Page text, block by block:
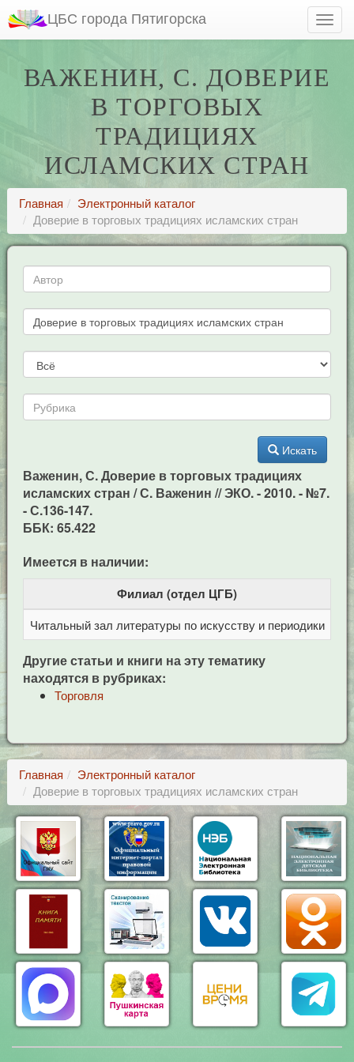
ЦБС города Пятигорска
ВАЖЕНИН, С. ДОВЕРИЕ
В ТОРГОВЫХ
ТРАДИЦИЯХ
ИСЛАМСКИХ СТРАН
Главная
Электронный каталог
Доверие в торговых традициях исламских стран
Искать
Важенин, С. Доверие в торговых традициях
исламских стран / С. Важенин // ЭКО. - 2010. - №7.
- С.136-147.
ББК: 65.422
Имеется в наличии:
Филиал (отдел ЦГБ)
Читальный зал литературы по искусству и периодики
Другие статьи и книги на эту тематику
находятся в рубриках:
Торговля
Главная
Электронный каталог
Доверие в торговых традициях исламских стран